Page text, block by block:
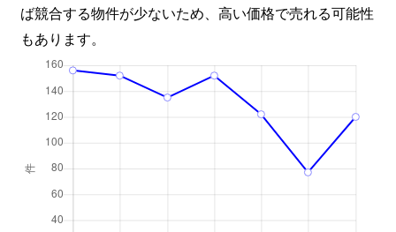
ば競合する物件が少ないため、高い価格で売れる可能性
もあります。